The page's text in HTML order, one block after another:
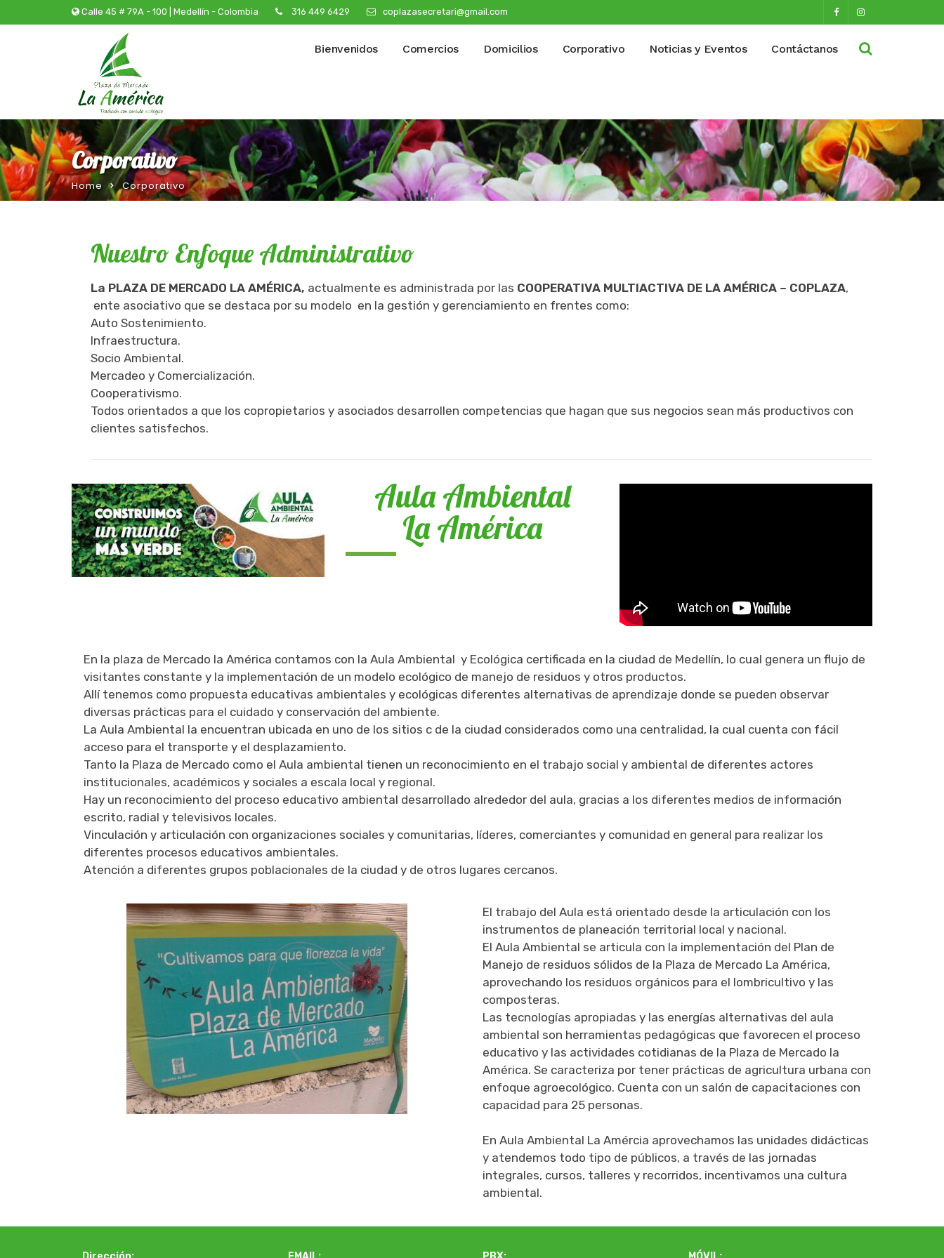
Calle 45 # 79A - 100 | Medellín - Colombia 316 449 6429 coplazasecretari@gmail.com
Bienvenidos Comercios Domicilios Corporativo Noticias y Eventos Contáctanos
Corporativo
Home Corporativo
Nuestro Enfoque Administrativo
La PLAZA DE MERCADO LA AMÉRICA, actualmente es administrada por las COOPERATIVA MULTIACTIVA DE LA AMÉRICA – COPLAZA,
ente asociativo que se destaca por su modelo en la gestión y gerenciamiento en frentes como:
Auto Sostenimiento.
Infraestructura.
Socio Ambiental.
Mercadeo y Comercialización.
Cooperativismo.
Todos orientados a que los copropietarios y asociados desarrollen competencias que hagan que sus negocios sean más productivos con
clientes satisfechos.
Aula Ambiental
La América
En la plaza de Mercado la América contamos con la Aula Ambiental y Ecológica certificada en la ciudad de Medellín, lo cual genera un flujo de
visitantes constante y la implementación de un modelo ecológico de manejo de residuos y otros productos.
Allí tenemos como propuesta educativas ambientales y ecológicas diferentes alternativas de aprendizaje donde se pueden observar
diversas prácticas para el cuidado y conservación del ambiente.
La Aula Ambiental la encuentran ubicada en uno de los sitios c de la ciudad considerados como una centralidad, la cual cuenta con fácil
acceso para el transporte y el desplazamiento.
Tanto la Plaza de Mercado como el Aula ambiental tienen un reconocimiento en el trabajo social y ambiental de diferentes actores
institucionales, académicos y sociales a escala local y regional.
Hay un reconocimiento del proceso educativo ambiental desarrollado alrededor del aula, gracias a los diferentes medios de información
escrito, radial y televisivos locales.
Vinculación y articulación con organizaciones sociales y comunitarias, líderes, comerciantes y comunidad en general para realizar los
diferentes procesos educativos ambientales.
Atención a diferentes grupos poblacionales de la ciudad y de otros lugares cercanos.
El trabajo del Aula está orientado desde la articulación con los
instrumentos de planeación territorial local y nacional.
El Aula Ambiental se articula con la implementación del Plan de
Manejo de residuos sólidos de la Plaza de Mercado La América,
aprovechando los residuos orgánicos para el lombricultivo y las
composteras.
Las tecnologías apropiadas y las energías alternativas del aula
ambiental son herramientas pedagógicas que favorecen el proceso
educativo y las actividades cotidianas de la Plaza de Mercado la
América. Se caracteriza por tener prácticas de agricultura urbana con
enfoque agroecológico. Cuenta con un salón de capacitaciones con
capacidad para 25 personas.
En Aula Ambiental La Amércia aprovechamos las unidades didácticas
y atendemos todo tipo de públicos, a través de las jornadas
integrales, cursos, talleres y recorridos, incentivamos una cultura
ambiental.